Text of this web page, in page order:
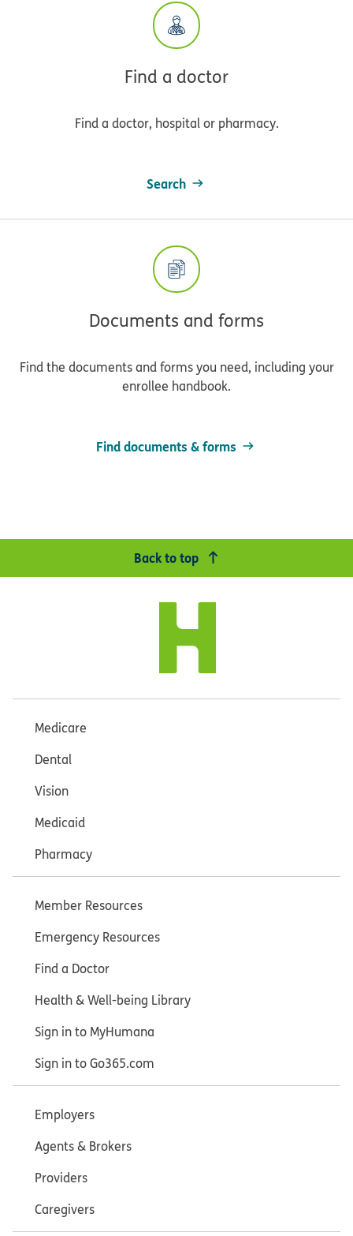
Find a doctor
Find a doctor, hospital or pharmacy.
Search
Documents and forms
Find the documents and forms you need, including your
enrollee handbook.
Find documents & forms
Back to top
Medicare
Dental
Vision
Medicaid
Pharmacy
Member Resources
Emergency Resources
Find a Doctor
Health & Well-being Library
Sign in to MyHumana
Sign in to Go365.com
Employers
Agents & Brokers
Providers
Caregivers